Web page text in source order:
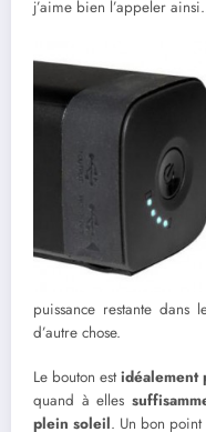
j’aime bien l’appeler
puissance restante dans
d’autre chose.
Le bouton estidéalement
quand à elles
plein soleil. Un bon point